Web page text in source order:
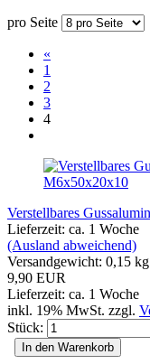
pro Seite
«
1
2
3
4
Verstellbares
Lieferzeit: ca. 1 Woche
(Ausland abweichend)
Versandgewicht: 0,15
9,90 EUR
Lieferzeit: ca. 1 Woche
inkl. 19% MwSt. zzgl.
Stück:
In den Warenkorb